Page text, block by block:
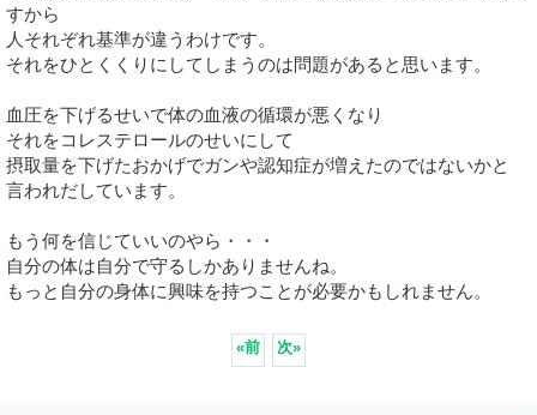
すから
人それぞれ基準が違うわけです。
それをひとくくりにしてしまうのは問題があると思います。
血圧を下げるせいで体の血液の循環が悪くなり
それをコレステロールのせいにして
摂取量を下げたおかげでガンや認知症が増えたのではないかと
言われだしています。
もう何を信じていいのやら・・・
自分の体は自分で守るしかありませんね。
もっと自分の身体に興味を持つことが必要かもしれません。
«前 次»